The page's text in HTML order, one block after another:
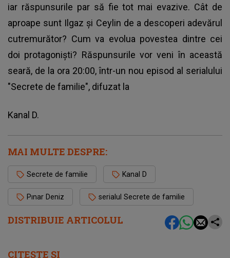
DISTRIBUIE ARTICOLUL
iar răspunsurile par să fie tot mai evazive. Cât de
aproape sunt Ilgaz și Ceylin de a descoperi adevărul
cutremurător? Cum va evolua povestea dintre cei
doi protagoniști? Răspunsurile vor veni în această
seară, de la ora 20:00, într-un nou episod al serialului
"Secrete de familie", difuzat la
Kanal D.
MAI MULTE DESPRE:
Secrete de familie Kanal D
Pınar Deniz serialul Secrete de familie
CITEȘTE ȘI